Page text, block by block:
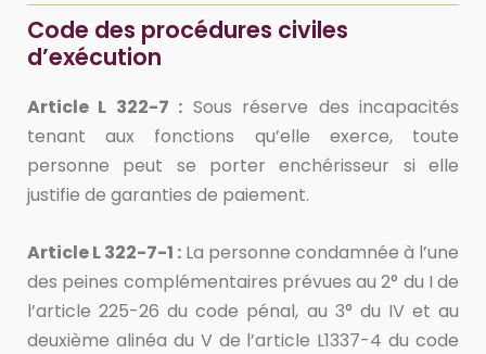
Code des procédures civiles
d’exécution
Article L 322-7 : Sous réserve des incapacités
tenant aux fonctions qu’elle exerce, toute
personne peut se porter enchérisseur si elle
justifie de garanties de paiement.
Article L 322-7-1 : La personne condamnée à l’une
des peines complémentaires prévues au 2° du I de
l’article 225-26 du code pénal, au 3° du IV et au
deuxième alinéa du V de l’article L1337-4 du code